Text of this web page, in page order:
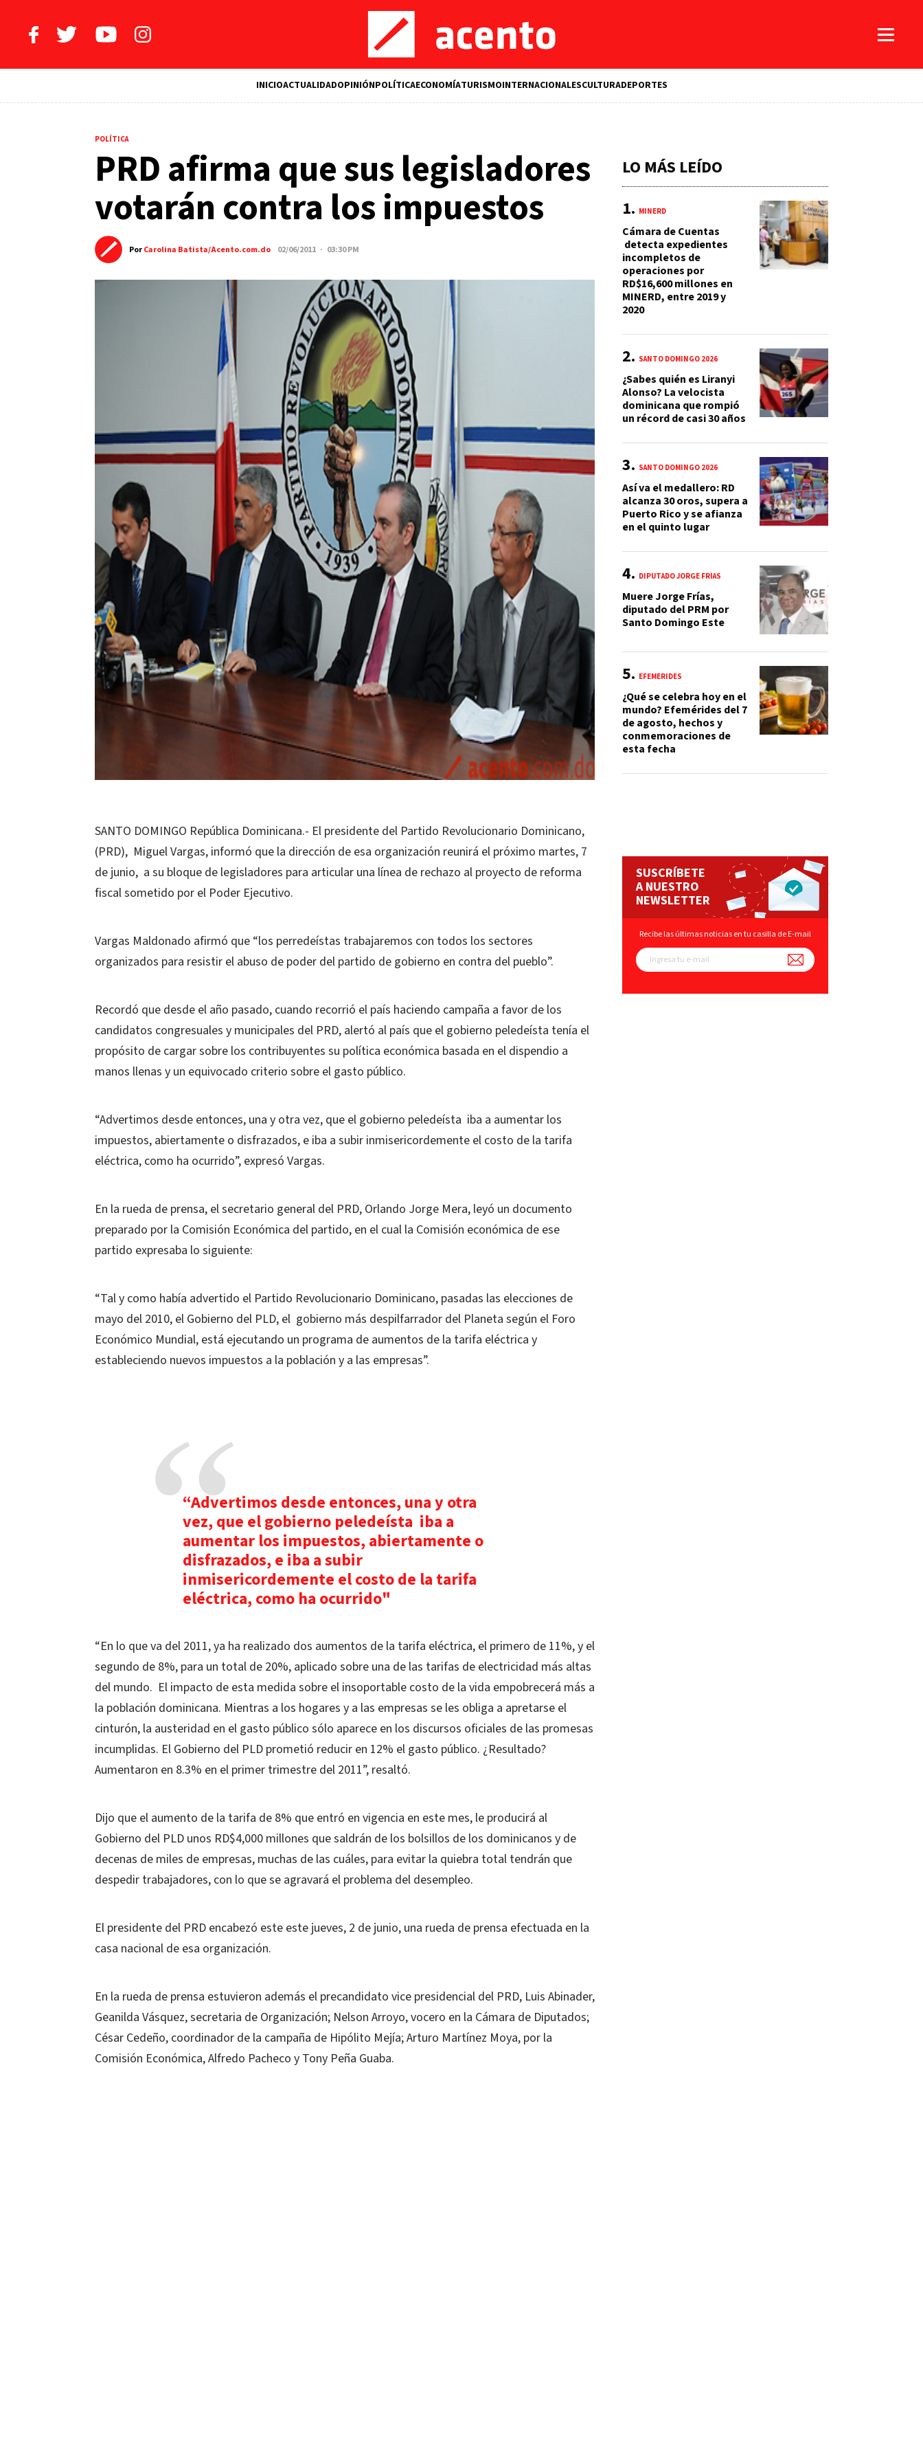
INICIOACTUALIDADOPINIÓNPOLÍTICAECONOMÍATURISMOINTERNACIONALESCULTURADEPORTES
POLÍTICA
PRD afirma que sus legisladores
votarán contra los impuestos
PorCarolina Batista/Acento.com.do 02/06/2011 · 03:30 PM
SANTO DOMINGO República Dominicana.- El presidente del Partido Revolucionario Dominicano,
(PRD), Miguel Vargas, informó que la dirección de esa organización reunirá el próximo martes, 7
de junio, a su bloque de legisladores para articular una línea de rechazo al proyecto de reforma
fiscal sometido por el Poder Ejecutivo.
Vargas Maldonado afirmó que “los perredeístas trabajaremos con todos los sectores
organizados para resistir el abuso de poder del partido de gobierno en contra del pueblo”.
Recordó que desde el año pasado, cuando recorrió el país haciendo campaña a favor de los
candidatos congresuales y municipales del PRD, alertó al país que el gobierno peledeísta tenía el
propósito de cargar sobre los contribuyentes su política económica basada en el dispendio a
manos llenas y un equivocado criterio sobre el gasto público.
“Advertimos desde entonces, una y otra vez, que el gobierno peledeísta iba a aumentar los
impuestos, abiertamente o disfrazados, e iba a subir inmisericordemente el costo de la tarifa
eléctrica, como ha ocurrido”, expresó Vargas.
En la rueda de prensa, el secretario general del PRD, Orlando Jorge Mera, leyó un documento
preparado por la Comisión Económica del partido, en el cual la Comisión económica de ese
partido expresaba lo siguiente:
“Tal y como había advertido el Partido Revolucionario Dominicano, pasadas las elecciones de
mayo del 2010, el Gobierno del PLD, el gobierno más despilfarrador del Planeta según el Foro
Económico Mundial, está ejecutando un programa de aumentos de la tarifa eléctrica y
estableciendo nuevos impuestos a la población y a las empresas”.
“Advertimos desde entonces, una y otra
vez, que el gobierno peledeísta iba a
aumentar los impuestos, abiertamente o
disfrazados, e iba a subir
inmisericordemente el costo de la tarifa
eléctrica, como ha ocurrido"
“En lo que va del 2011, ya ha realizado dos aumentos de la tarifa eléctrica, el primero de 11%, y el
segundo de 8%, para un total de 20%, aplicado sobre una de las tarifas de electricidad más altas
del mundo. El impacto de esta medida sobre el insoportable costo de la vida empobrecerá más a
la población dominicana. Mientras a los hogares y a las empresas se les obliga a apretarse el
cinturón, la austeridad en el gasto público sólo aparece en los discursos oficiales de las promesas
incumplidas. El Gobierno del PLD prometió reducir en 12% el gasto público. ¿Resultado?
Aumentaron en 8.3% en el primer trimestre del 2011”, resaltó.
Dijo que el aumento de la tarifa de 8% que entró en vigencia en este mes, le producirá al
Gobierno del PLD unos RD$4,000 millones que saldrán de los bolsillos de los dominicanos y de
decenas de miles de empresas, muchas de las cuáles, para evitar la quiebra total tendrán que
despedir trabajadores, con lo que se agravará el problema del desempleo.
El presidente del PRD encabezó este este jueves, 2 de junio, una rueda de prensa efectuada en la
casa nacional de esa organización.
En la rueda de prensa estuvieron además el precandidato vice presidencial del PRD, Luis Abinader,
Geanilda Vásquez, secretaria de Organización; Nelson Arroyo, vocero en la Cámara de Diputados;
César Cedeño, coordinador de la campaña de Hipólito Mejía; Arturo Martínez Moya, por la
Comisión Económica, Alfredo Pacheco y Tony Peña Guaba.
LO MÁS LEÍDO
MINERD
Cámara de Cuentas
detecta expedientes
incompletos de
operaciones por
RD$16,600 millones en
MINERD, entre 2019 y
2020
SANTO DOMINGO 2026
¿Sabes quién es Liranyi
Alonso? La velocista
dominicana que rompió
un récord de casi 30 años
SANTO DOMINGO 2026
Así va el medallero: RD
alcanza 30 oros, supera a
Puerto Rico y se afianza
en el quinto lugar
DIPUTADO JORGE FRÍAS
Muere Jorge Frías,
diputado del PRM por
Santo Domingo Este
EFEMÉRIDES
¿Qué se celebra hoy en el
mundo? Efemérides del 7
de agosto, hechos y
conmemoraciones de
esta fecha
SUSCRÍBETE
A NUESTRO
NEWSLETTER
Recibe las últimas noticias en tu casilla de E-mail